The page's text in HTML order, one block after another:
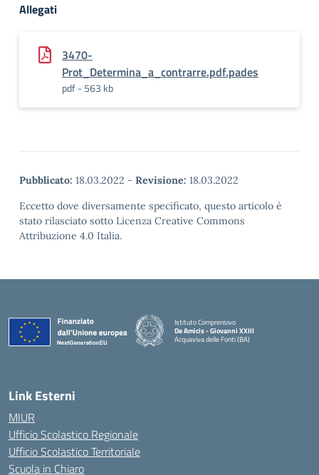
Allegati
3470-
Prot_Determina_a_contrarre.pdf.pades
pdf - 563 kb
Pubblicato: 18.03.2022 - Revisione: 18.03.2022
Eccetto dove diversamente specificato, questo articolo è
stato rilasciato sotto Licenza Creative Commons
Attribuzione 4.0 Italia.
Istituto Comprensivo
De Amicis - Giovanni XXIII
Acquaviva delle Fonti (BA)
— Visita la pagina iniziale della scuola
Link Esterni
MIUR
Ufficio Scolastico Regionale
Ufficio Scolastico Territoriale
Scuola in Chiaro